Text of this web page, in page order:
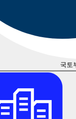
국토